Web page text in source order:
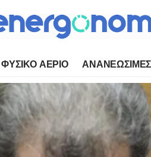
ΦΥΣΙΚΟ ΑΕΡΙΟ ΑΝΑΝΕΩΣΙΜΕΣ